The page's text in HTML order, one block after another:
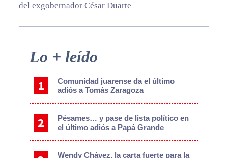
del exgobernador César Duarte
Primary
Lo + leído
Comunidad juarense da el último
adiós a Tomás Zaragoza
Pésames… y pase de lista político en
el último adiós a Papá Grande
Wendy Chávez, la carta fuerte para la